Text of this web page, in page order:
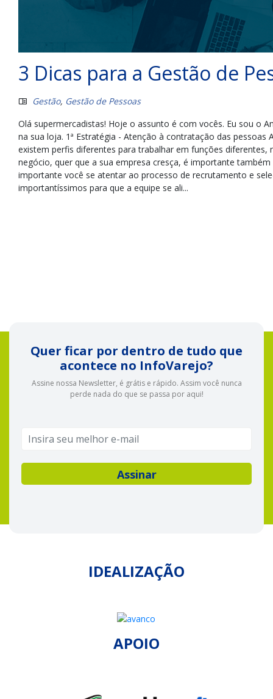
3 Dicas para a Gestão de
Gestão, Gestão de Pessoas
Olá supermercadistas! Hoje o assunto é com vocês. Eu sou o
na sua loja. 1ª Estratégia - Atenção à contratação das
existem perfis diferentes para trabalhar em funções diferentes,
negócio, quer que a sua empresa cresça, é importante
importante você se atentar ao processo de recrutamento e
importantíssimos para que a equipe se ali...
Quer ficar por dentro de tudo que
acontece no InfoVarejo?
Assine nossa Newsletter, é grátis e rápido. Assim você nunca
perde nada do que se passa por aqui!
IDEALIZAÇÃO
APOIO